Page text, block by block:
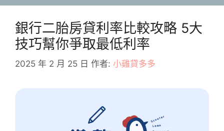
銀行二胎房貸利率比較攻略 5大
技巧幫你爭取最低利率
2025 年 2 月 25 日 作者: 小雞貸多多